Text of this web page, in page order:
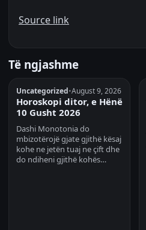
Source link
Të ngjashme
Uncategorized•August 9, 2026
Horoskopi ditor, e Hënë
10 Gusht 2026
Dashi Monotonia do
mbizotërojë gjate gjithë kësaj
kohe ne jetën tuaj ne çift dhe
do ndiheni gjithë kohës…